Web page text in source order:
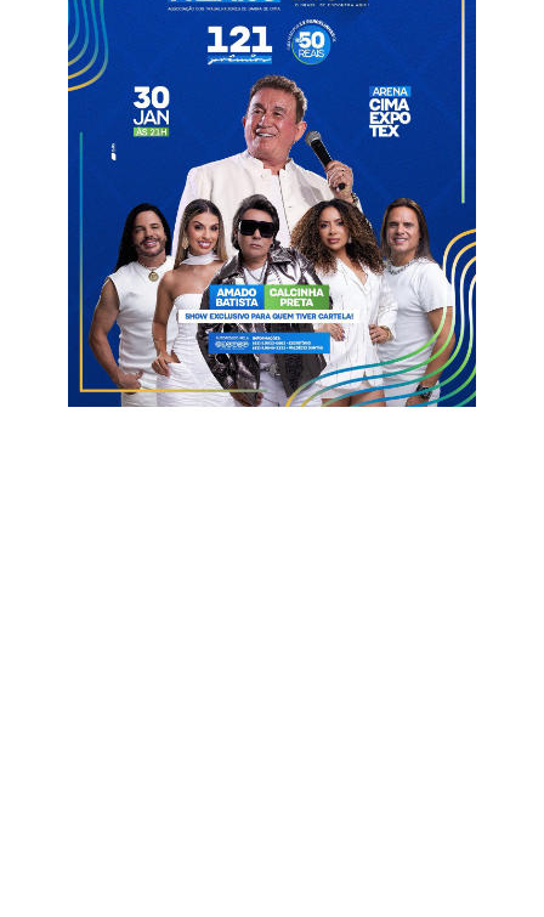
avaliação de propostas para uma futura gestão mais
democrática.
Apesar dos percalços da última temporada e os inúmeros
problemas, o Pombal Esporte Clube realizou uma campanha
minimamente consistente no Paraibano 2025.
O sonho para 2026 é melhorar no campeonato, superar
problemas nos vários âmbitos, entre eles administrativos e
permanecer na elite sonhando com a titularidade do
campeonato.
Informações com Liberdade FM